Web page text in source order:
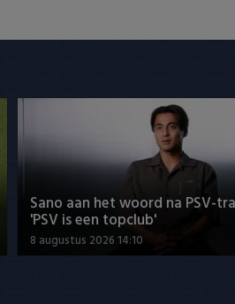
Sano aan het woord na PSV-
'PSV is een topclub'
8 augustus 2026 14:10